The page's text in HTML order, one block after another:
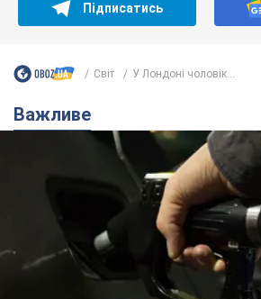
Підписатись
Світ У Лондоні чоловік...
Важливе